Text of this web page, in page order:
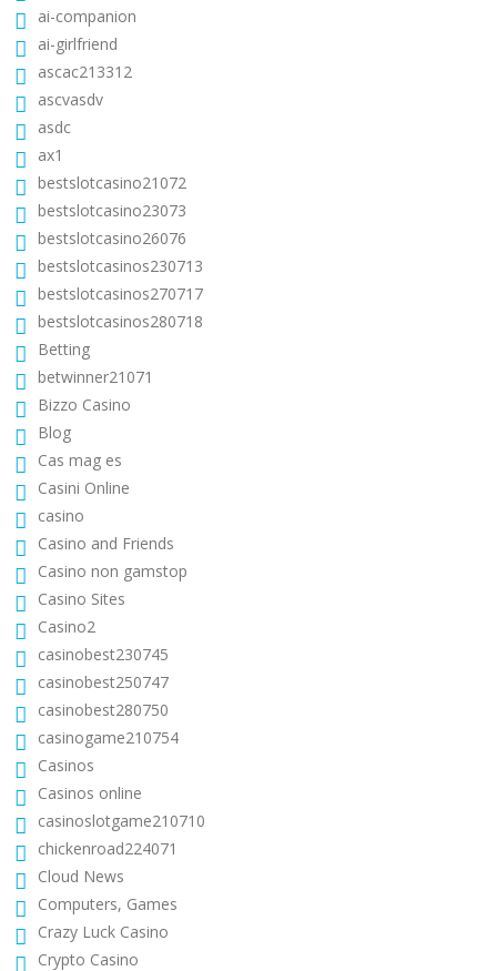
ai-companion
ai-girlfriend
ascac213312
ascvasdv
asdc
ax1
bestslotcasino21072
bestslotcasino23073
bestslotcasino26076
bestslotcasinos230713
bestslotcasinos270717
bestslotcasinos280718
Betting
betwinner21071
Bizzo Casino
Blog
Cas mag es
Casini Online
casino
Casino and Friends
Casino non gamstop
Casino Sites
Casino2
casinobest230745
casinobest250747
casinobest280750
casinogame210754
Casinos
Casinos online
casinoslotgame210710
chickenroad224071
Cloud News
Computers, Games
Crazy Luck Casino
Crypto Casino